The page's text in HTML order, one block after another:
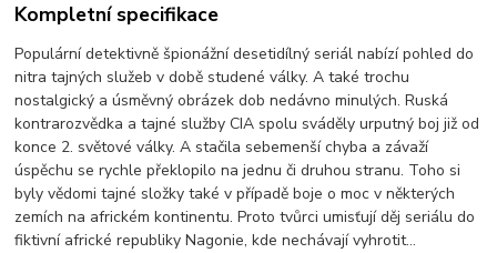
Kompletní specifikace
Populární detektivně špionážní desetidílný seriál nabízí pohled do
nitra tajných služeb v době studené války. A také trochu
nostalgický a úsměvný obrázek dob nedávno minulých. Ruská
kontrarozvědka a tajné služby CIA spolu sváděly urputný boj již od
konce 2. světové války. A stačila sebemenší chyba a závaží
úspěchu se rychle překlopilo na jednu či druhou stranu. Toho si
byly vědomi tajné složky také v případě boje o moc v některých
zemích na africkém kontinentu. Proto tvůrci umisťují děj seriálu do
fiktivní africké republiky Nagonie, kde nechávají vyhrotit…